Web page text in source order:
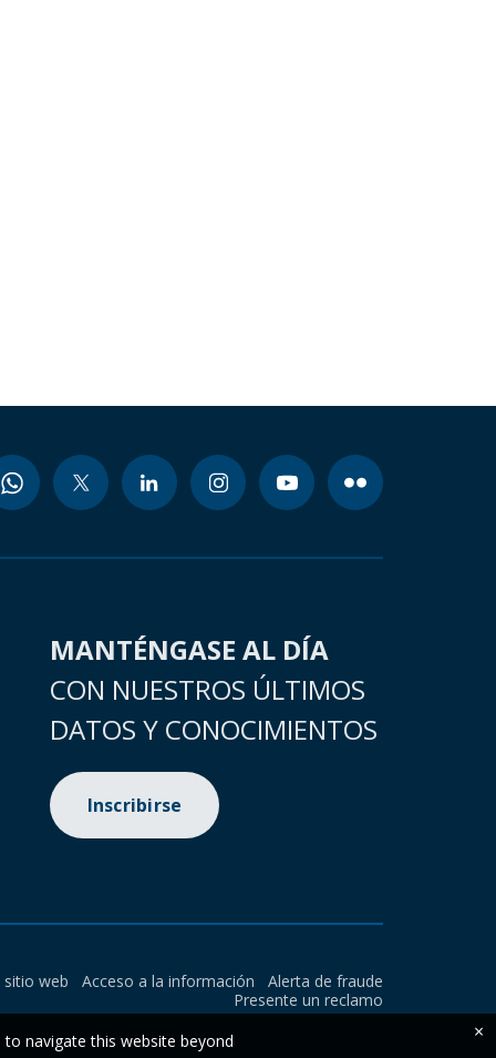
MANTÉNGASE AL DÍA
CON NUESTROS ÚLTIMOS
DATOS Y CONOCIMIENTOS
Inscribirse
sitio web Acceso a la información
Alerta de fraude
Presente un reclamo
navigate this website beyond
×